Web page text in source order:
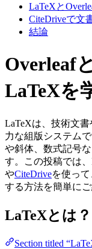
LaTeXと
CiteDriveで文
結論
Overleaf
LaTeXを
LaTeXは、技術文
力な組版システム
や斜体、数式記号
す。この投稿では
やCiteDriveを使っ
する方法を簡単にご
LaTeXとは？
Section titled